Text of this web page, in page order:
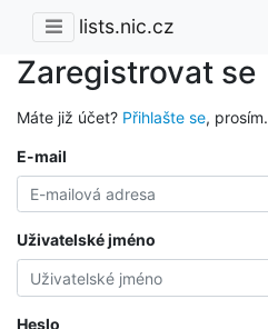
lists.nic.cz
Zaregistrovat se
Máte již účet? Přihlašte se, prosím.
E-mail
Uživatelské jméno
Heslo